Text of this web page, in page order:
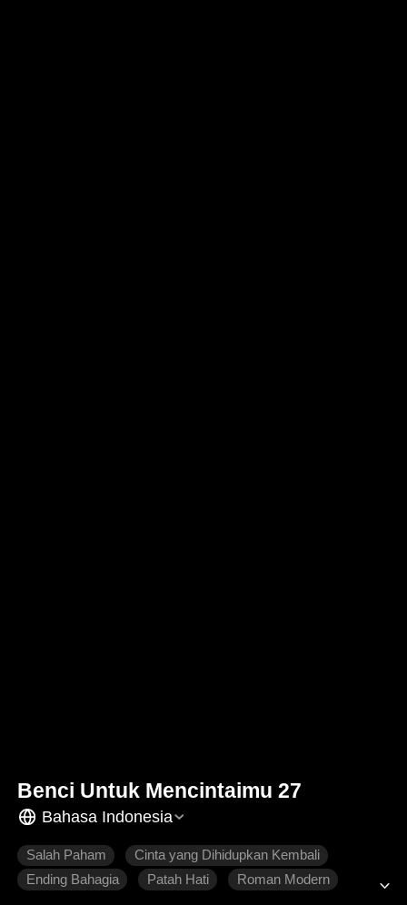
Benci Untuk Mencintaimu 27
Bahasa Indonesia
Salah Paham
Cinta yang Dihidupkan Kembali
Ending Bahagia
Patah Hati Roman Modern